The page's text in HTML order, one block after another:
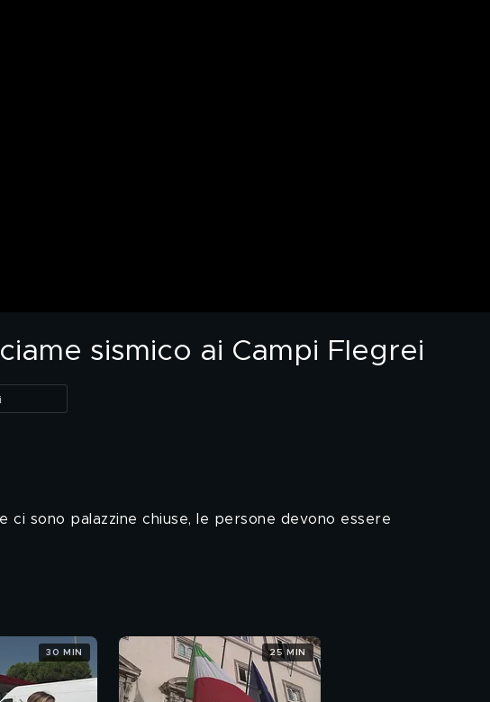
sismico ai Campi Flegrei
ci sono palazzine chiuse, le persone devono essere
30 MIN 25 MIN